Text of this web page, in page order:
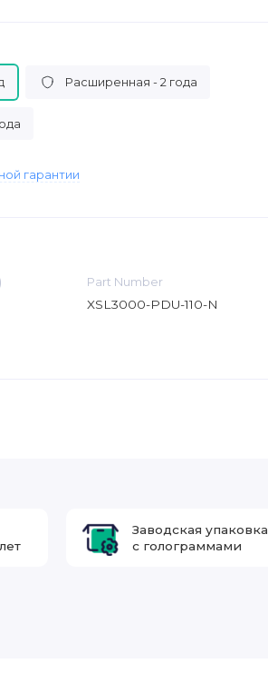
Расширенная - 2 года
гарантии
Part Number
XSL3000-PDU-110-N
Заводская упаковка
с голограммами